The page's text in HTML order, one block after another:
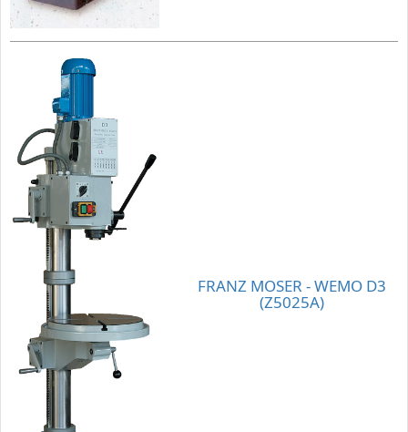
FRANZ MOSER - WEMO D3
(Z5025A)